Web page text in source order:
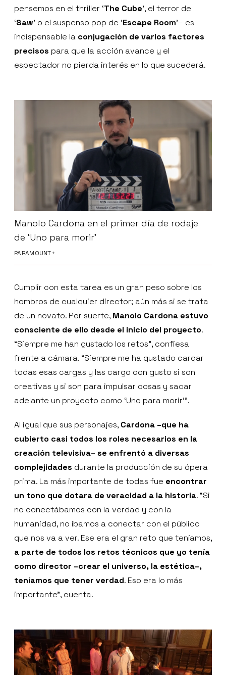
pensemos en el thriller ‘The Cube', el terror de
‘Saw’ o el suspenso pop de ‘Escape Room'– es
indispensable la conjugación de varios factores
precisos para que la acción avance y el
espectador no pierda interés en lo que sucederá.
Manolo Cardona en el primer día de rodaje
de ‘Uno para morir’
PARAMOUNT+
Cumplir con esta tarea es un gran peso sobre los
hombros de cualquier director; aún más si se trata
de un novato. Por suerte, Manolo Cardona estuvo
consciente de ello desde el inicio del proyecto.
“Siempre me han gustado los retos”, confiesa
frente a cámara. “Siempre me ha gustado cargar
todas esas cargas y las cargo con gusto si son
creativas y si son para impulsar cosas y sacar
adelante un proyecto como ‘Uno para morir’”.
Al igual que sus personajes, Cardona –que ha
cubierto casi todos los roles necesarios en la
creación televisiva– se enfrentó a diversas
complejidades durante la producción de su ópera
prima. La más importante de todas fue encontrar
un tono que dotara de veracidad a la historia. “Si
no conectábamos con la verdad y con la
humanidad, no íbamos a conectar con el público
que nos va a ver. Ese era el gran reto que teníamos,
a parte de todos los retos técnicos que yo tenía
como director –crear el universo, la estética–,
teníamos que tener verdad. Eso era lo más
importante”, cuenta.